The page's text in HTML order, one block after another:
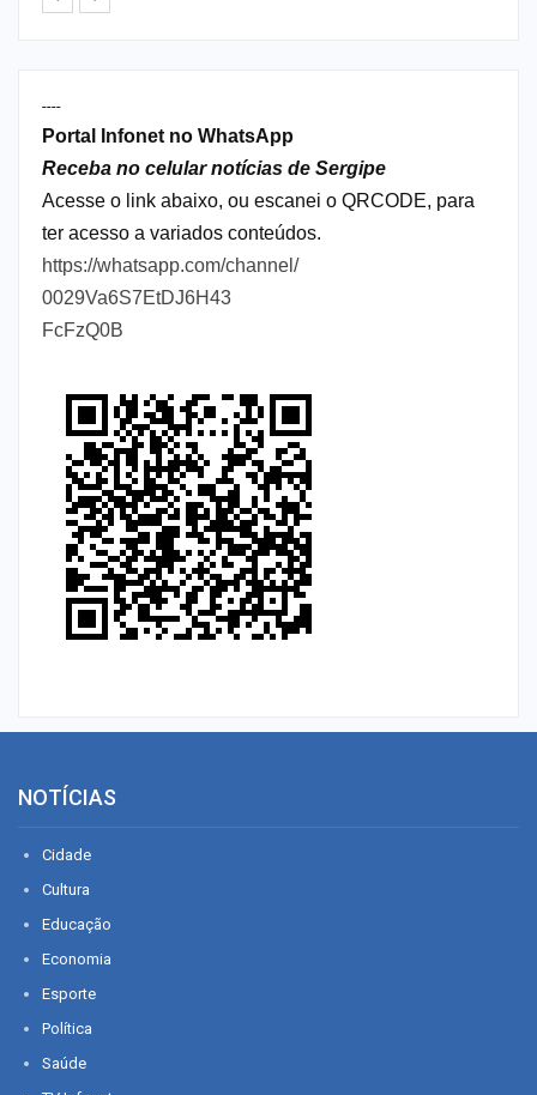
----
Portal Infonet no WhatsApp
Receba no celular notícias de Sergipe
Acesse o link abaixo, ou escanei o QRCODE, para
ter acesso a variados conteúdos.
https://whatsapp.com/channel/
0029Va6S7EtDJ6H43
FcFzQ0B
NOTÍCIAS
Cidade
Cultura
Educação
Economia
Esporte
Política
Saúde